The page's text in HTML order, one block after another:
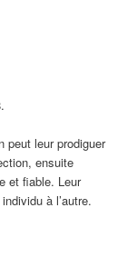
peut leur prodiguer
ensuite
et fiable. Leur
à l’autre.